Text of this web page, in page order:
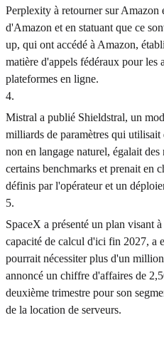
Perplexity à retourner sur
d'Amazon et en statuant que ce
up, qui ont accédé à Amazon,
matière d'appels fédéraux pour les
plateformes en ligne.
4.
Mistral a publié Shieldstral, un
milliards de paramètres qui
non en langage naturel, égalait
certains benchmarks et prenait en
définis par l'opérateur et un
5.
SpaceX a présenté un plan visant
capacité de calcul d'ici fin 2027, a
pourrait nécessiter plus d'un
annoncé un chiffre d'affaires de
deuxième trimestre pour son
de la location de serveurs.